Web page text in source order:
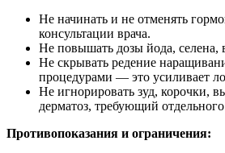
Не начинать и не отменять
консультации врача.
Не повышать дозы йода, селена,
Не скрывать редение
процедурами — это усиливает
Не игнорировать зуд, корочки,
дерматоз, требующий
Противопоказания и ограничения: